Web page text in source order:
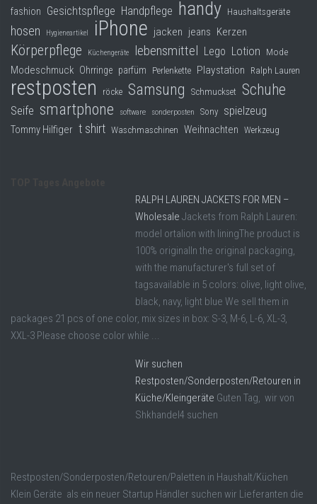
fashion Gesichtspflege Handpflege handy Haushaltsgeräte
hosen Hygieneartikel iPhone jacken jeans Kerzen
Körperpflege Küchengeräte lebensmittel Lego Lotion Mode
Modeschmuck Ohrringe parfüm Perlenkette Playstation Ralph Lauren
restposten röcke Samsung Schmuckset Schuhe
Seife smartphone software sonderposten Sony spielzeug
Tommy Hilfiger t shirt Waschmaschinen Weihnachten Werkzeug
RALPH LAUREN JACKETS FOR MEN –
Wholesale Jackets from Ralph Lauren:
model ortalion with liningThe product is
100% originalIn the original packaging,
with the manufacturer's full set of
tagsavailable in 5 colors: olive, light olive,
black, navy, light blue We sell them in
packages 21 pcs of one color, mix sizes in box: S-3, M-6, L-6, XL-3,
XXL-3 Please choose color while ...
Wir suchen
Restposten/Sonderposten/Retouren in
Küche/Kleingeräte Guten Tag, wir von
Shkhandel4 suchen
Restposten/Sonderposten/Retouren/Paletten in Haushalt/Küchen
Klein Geräte als ein neuer Startup Händler suchen wir Lieferanten die